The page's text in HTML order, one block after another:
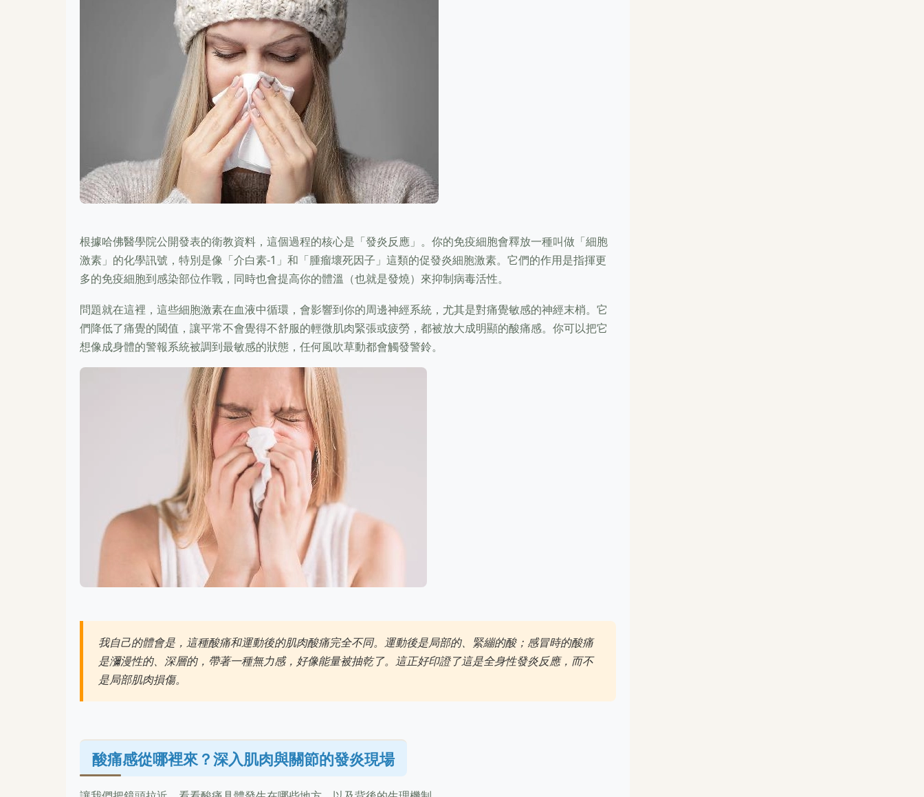
根據哈佛醫學院公開發表的衛教資料，這個過程的核心是「發炎反應」。你的免疫細胞會釋放一種叫做「細胞
激素」的化學訊號，特別是像「介白素-1」和「腫瘤壞死因子」這類的促發炎細胞激素。它們的作用是指揮更
多的免疫細胞到感染部位作戰，同時也會提高你的體溫（也就是發燒）來抑制病毒活性。
問題就在這裡，這些細胞激素在血液中循環，會影響到你的周邊神經系統，尤其是對痛覺敏感的神經末梢。它
們降低了痛覺的閾值，讓平常不會覺得不舒服的輕微肌肉緊張或疲勞，都被放大成明顯的酸痛感。你可以把它
想像成身體的警報系統被調到最敏感的狀態，任何風吹草動都會觸發警鈴。
我自己的體會是，這種酸痛和運動後的肌肉酸痛完全不同。運動後是局部的、緊繃的酸；感冒時的酸痛
是瀰漫性的、深層的，帶著一種無力感，好像能量被抽乾了。這正好印證了這是全身性發炎反應，而不
是局部肌肉損傷。
酸痛感從哪裡來？深入肌肉與關節的發炎現場